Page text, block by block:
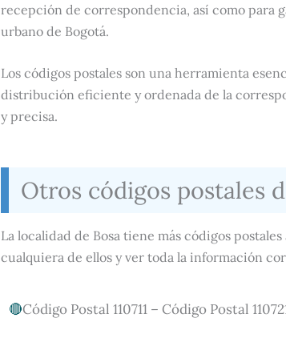
recepción de correspondencia, así como para
urbano de Bogotá.
Los códigos postales son una herramienta
distribución eficiente y ordenada de la
y precisa.
Otros códigos postales
La localidad de Bosa tiene más códigos
cualquiera de ellos y ver toda la información
Código Postal 110711 – Código Postal